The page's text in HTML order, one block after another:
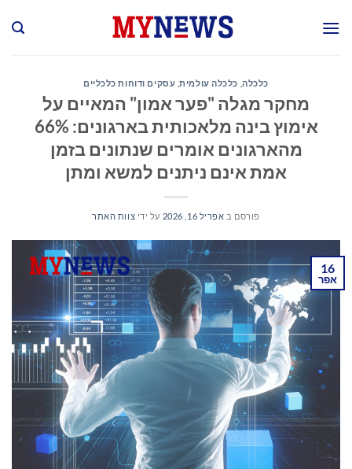
כלכלה, כלכלה עולמית, עסקים ודוחות כלכליים
מחקר מגלה "פער אמון" המאיים על
אימוץ בינה מלאכותית בארגונים: 66%
מהארגונים אומרים שנתונים בזמן
אמת אינם ניתנים למשא ומתן
פורסם ב אפריל 16, 2026 על ידי צוות האתר
16
אפר